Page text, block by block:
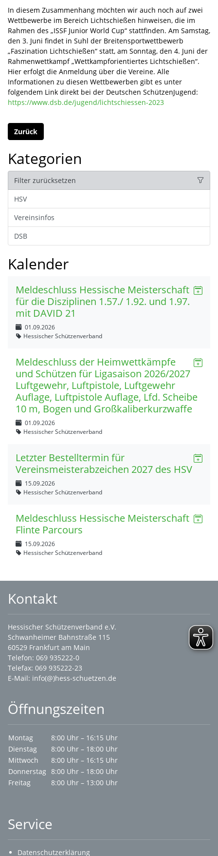
In diesem Zusammenhang möchten wir auch noch auf zwei
Wettbewerbe im Bereich Lichtschießen hinweisen, die im
Rahmen des „ISSF Junior World Cup“ stattfinden. Am Samstag,
den 3. Juni findet in Suhl der Breitensportwettbewerb
„Faszination Lichtschießen“ statt, am Sonntag, den 4. Juni der
Rahmenwettkampf „Wettkampforientiertes Lichtschießen“.
Hier erfolgt die Anmeldung über die Vereine. Alle
Informationen zu diesen Wettbewerben gibt es unter
folgendem Link direkt bei der Deutschen SchützenJugend:
https://www.dsb.de/jugend/lichtschiessen-2023
Zurück
Kategorien
Filter zurücksetzen
HSV
Vereinsinfos
DSB
Kalender
Meldeschluss Hessische Meisterschaft
für die Disziplinen 1.57./ 1.92. und 1.97.
mit DAVID 21
01.09.2026
Hessischer Schützenverband
Meldeschluss der Heimwettkämpfe
und Schützen für Ligasaison 2026/2027
Luftgewehr, Luftpistole, Luftgewehr
Auflage, Luftpistole Auflage, Lfd. Scheibe
10 m, Bogen und Großkaliberkurzwaffe
01.09.2026
Hessischer Schützenverband
Letzter Bestelltermin für
Vereinsmeisterabzeichen 2027 des HSV
15.09.2026
Hessischer Schützenverband
Meldeschluss Hessische Meisterschaft
Flinte Parcours
15.09.2026
Hessischer Schützenverband
Kontakt
Hessischer Schützenverband e.V.
Schwanheimer Bahnstraße 115
60529 Frankfurt am Main
Telefon: 069 935222-0
Telefax: 069 935222-23
E-Mail: info(@)hess-schuetzen.de
Öffnungszeiten
Montag
8:00 Uhr – 16:15 Uhr
Dienstag
8:00 Uhr – 18:00 Uhr
Mittwoch
8:00 Uhr – 16:15 Uhr
Donnerstag 8:00 Uhr – 18:00 Uhr
Freitag
8:00 Uhr – 13:00 Uhr
Service
Datenschutzerklärung